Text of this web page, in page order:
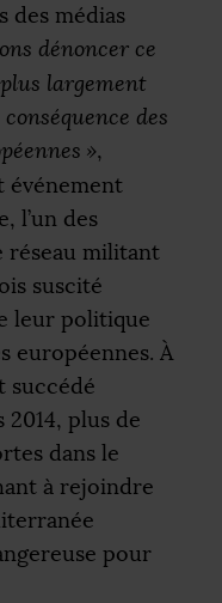
des médias
dénoncer ce
largement
des
»,
événement
l’un des
réseau militant
suscité
leur politique
européennes. À
succédé
2014, plus de
dans le
à rejoindre
pour